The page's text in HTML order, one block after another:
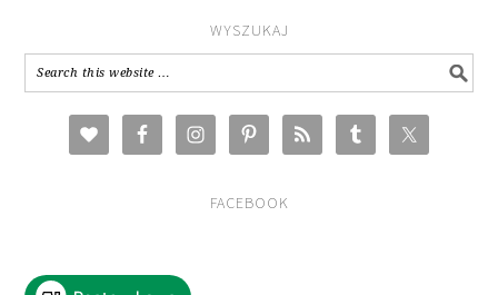
WYSZUKAJ
FACEBOOK